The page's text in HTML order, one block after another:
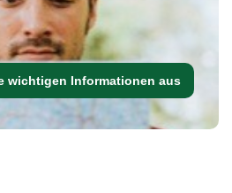
wichtigen Informationen aus